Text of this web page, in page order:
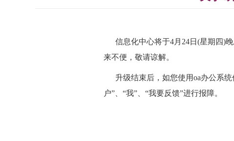
信息化中心将于4月 24日 (星期 四)
来不便，敬请谅解。
升级结束后，如您使用oa办公系统
户”、 “我” “我要反馈”进行报障。